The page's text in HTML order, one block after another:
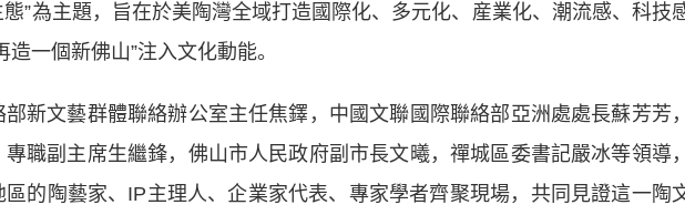
”為主題，旨在於美陶灣全域打造國際化、多元化、産業化、潮流感、科技
一個新佛山”注入文化動能。
文藝群體聯絡辦公室主任焦鐸，中國文聯國際聯絡部亞洲處處長蘇芳芳
職副主席生繼鋒，佛山市人民政府副市長文曦，禪城區委書記嚴冰等領導
區的陶藝家、IP主理人、企業家代表、專家學者齊聚現場，共同見證這一陶